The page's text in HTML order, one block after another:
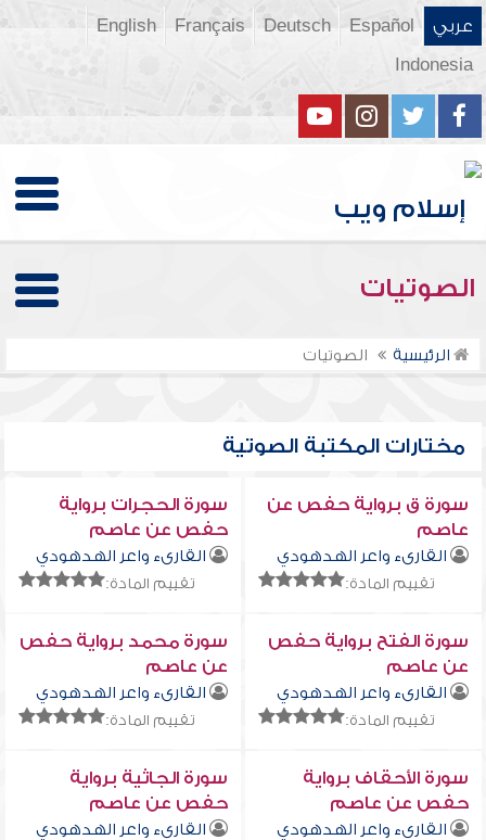
عربي Español
Deutsch
Français
English
Indonesia
الصوتيات
الرئيسية الصوتيات
مختارات المكتبة الصوتية
سورة ق برواية حفص عن
عاصم
القارىء واعر الهدهودي
تقييم المادة:
سورة الحجرات برواية
حفص عن عاصم
القارىء واعر الهدهودي
تقييم المادة:
سورة الفتح برواية حفص
عن عاصم
القارىء واعر الهدهودي
تقييم المادة:
سورة محمد برواية حفص
عن عاصم
القارىء واعر الهدهودي
تقييم المادة:
سورة الأحقاف برواية
حفص عن عاصم
القارىء واعر الهدهودي
سورة الجاثية برواية
حفص عن عاصم
القارىء واعر الهدهودي